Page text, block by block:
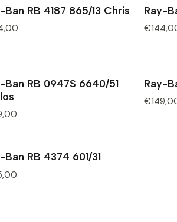
Ban RB 4187 865/13 Chris Ray-
Ban RB 0947S 6640/51
Ray-
Ban RB 4374 601/31